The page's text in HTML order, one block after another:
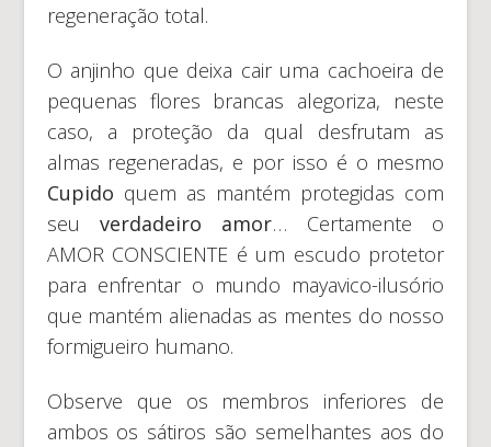
regeneração total.
O anjinho que deixa cair uma cachoeira de
pequenas flores brancas alegoriza, neste
caso, a proteção da qual desfrutam as
almas regeneradas, e por isso é o mesmo
Cupido quem as mantém protegidas com
seuverdadeiro amor… Certamente o
AMOR CONSCIENTE é um escudo protetor
para enfrentar o mundo mayavico-ilusório
que mantém alienadas as mentes do nosso
formigueiro humano.
Observe que os membros inferiores de
ambos os sátiros são semelhantes aos do